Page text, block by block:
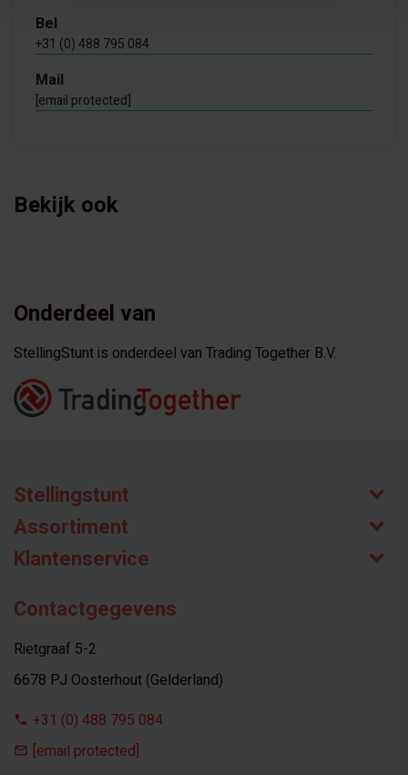
Bel
+31 (0) 488 795 084
Mail
[email protected]
Bekijk ook
Onderdeel van
StellingStunt is onderdeel van Trading Together B.V.
Stellingstunt
Assortiment
Klantenservice
Contactgegevens
Rietgraaf 5-2
6678 PJ Oosterhout (Gelderland)
+31 (0) 488 795 084
[email protected]